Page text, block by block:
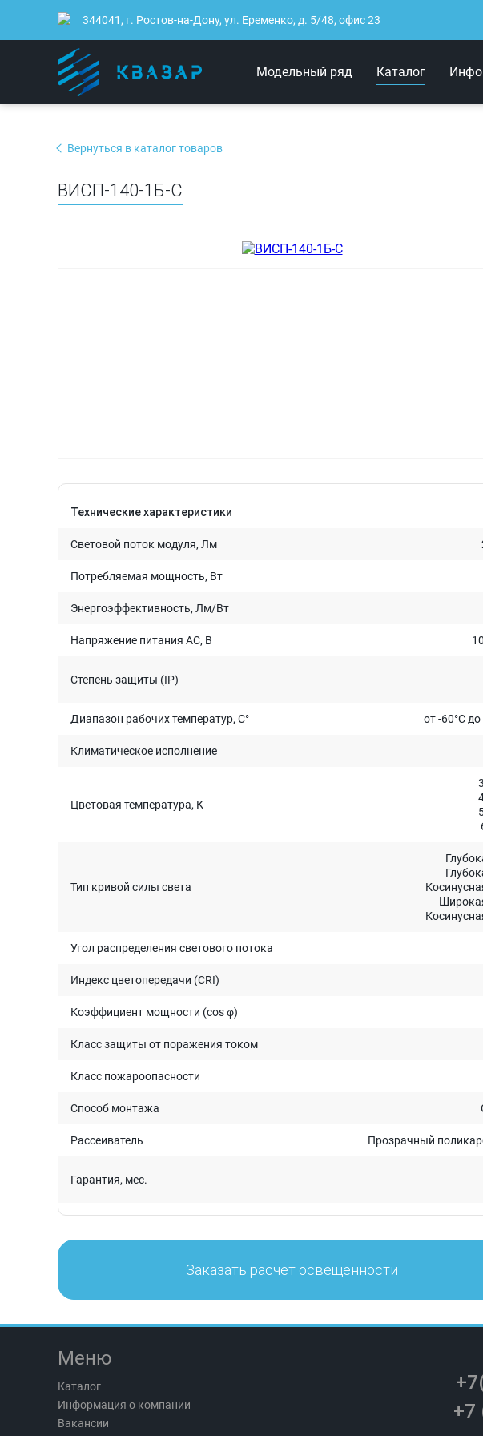
344041, г. Ростов-на-Дону, ул. Еременко, д. 5/48, офис 23
Модельный ряд КаталогИнтерьерные
Вернуться в каталог товаров
ВИСП-140-1Б-C
Технические характеристики
Световой поток модуля, Лм
Потребляемая мощность, Вт
Энергоэффективность, Лм/Вт
Напряжение питания AC, В
Степень защиты (IP)
Диапазон рабочих температур, C° от -60°C до
Климатическое исполнение
Цветовая температура, К
Тип кривой силы света
Угол распределения светового потока
Индекс цветопередачи (CRI)
Коэффициент мощности (cos φ)
Класс защиты от поражения током
Класс пожароопасности
Способ монтажа
Рассеиватель Прозрачный
Гарантия, мес.
Заказать расчет освещенности
Меню
Каталог
Информация о компании
Вакансии
+7